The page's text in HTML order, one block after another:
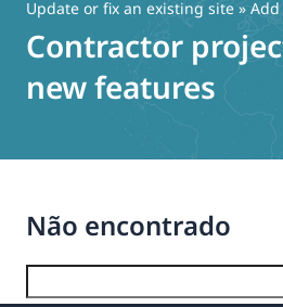
Update or fix an existing site »
Contractor
new features
Não encontrado